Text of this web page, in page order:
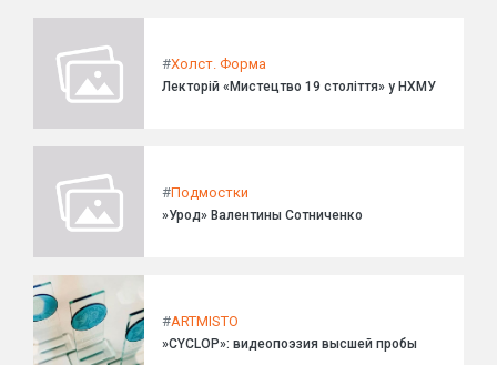
#Холст. Форма
Лекторій «Мистецтво 19 століття» у НХМУ
#Подмостки
»Урод» Валентины Сотниченко
#ARTMISTO
»CYCLOP»: видеопоэзия высшей пробы